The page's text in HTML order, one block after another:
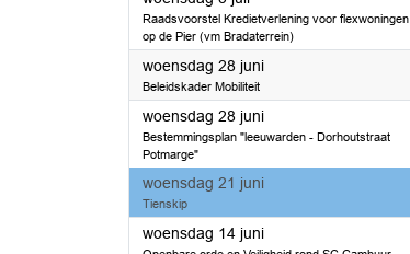
Raadsvoorstel Kredietverlening voor flexwoningen
op de Pier (vm Bradaterrein)
woensdag 28 juni2023
Beleidskader Mobiliteit
woensdag 28 juni2023
Bestemmingsplan "leeuwarden - Dorhoutstraat
Potmarge"
woensdag 21 juni2023
Tienskip
woensdag 14 juni2023